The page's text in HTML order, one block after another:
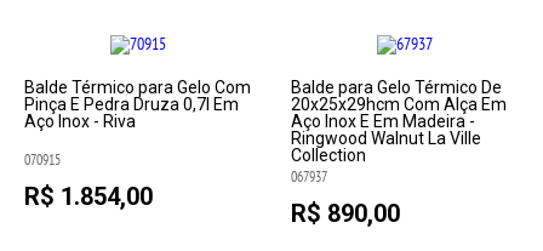
Balde Térmico para Gelo Com
Pinça E Pedra Druza 0,7l Em
Aço Inox - Riva
070915
R$ 1.854,00
Balde para Gelo Térmico De
20x25x29hcm Com Alça Em
Aço Inox E Em Madeira -
Ringwood Walnut La Ville
Collection
067937
R$ 890,00